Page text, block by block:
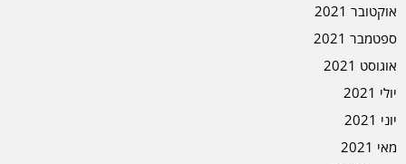
אוקטובר 2021
ספטמבר 2021
אוגוסט 2021
יולי 2021
יוני 2021
מאי 2021